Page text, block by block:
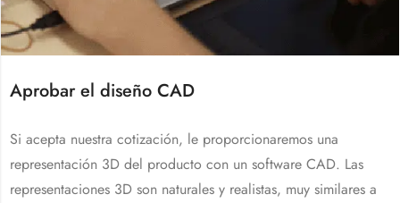
Aprobar el diseño CAD
Si acepta nuestra cotización, le proporcionaremos una
representación 3D del producto con un software CAD. Las
representaciones 3D son naturales y realistas, muy similares a